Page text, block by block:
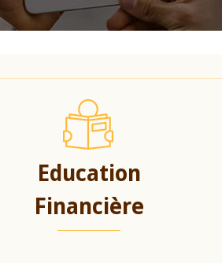
Education
Financière